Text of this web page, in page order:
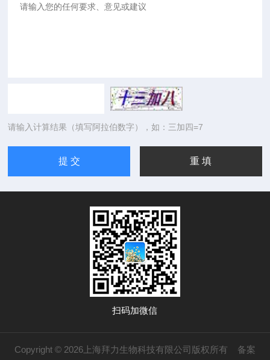
请输入计算结果（填写阿拉伯数字），如：三加四=7
扫码加微信
Copyright © 2026上海拜力生物科技有限公司版权所有 备案